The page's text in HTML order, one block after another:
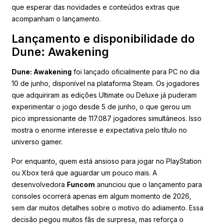
que esperar das novidades e conteúdos extras que
acompanham o lançamento.
Lançamento e disponibilidade do
Dune: Awakening
Dune: Awakening foi lançado oficialmente para PC no dia
10 de junho, disponível na plataforma Steam. Os jogadores
que adquiriram as edições Ultimate ou Deluxe já puderam
experimentar o jogo desde 5 de junho, o que gerou um
pico impressionante de 117.087 jogadores simultâneos. Isso
mostra o enorme interesse e expectativa pelo título no
universo gamer.
Por enquanto, quem está ansioso para jogar no PlayStation
ou Xbox terá que aguardar um pouco mais. A
desenvolvedora Funcom anunciou que o lançamento para
consoles ocorrerá apenas em algum momento de 2026,
sem dar muitos detalhes sobre o motivo do adiamento. Essa
decisão pegou muitos fãs de surpresa, mas reforça o